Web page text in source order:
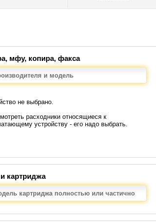
мфу, копира, факса
не выбрано.
расходники относящиеся к
устройству - его надо выбрать.
картриджа